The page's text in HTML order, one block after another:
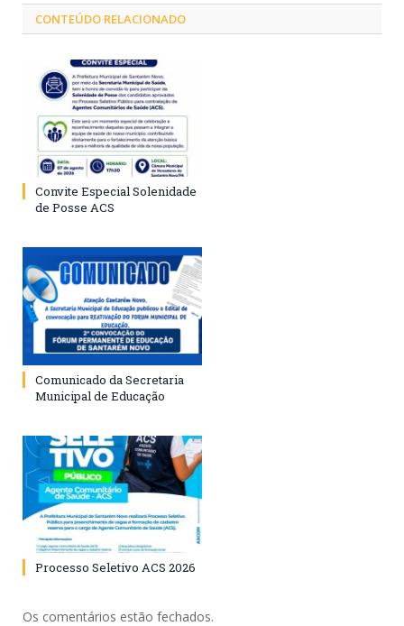
CONTEÚDO RELACIONADO
Convite Especial Solenidade
de Posse ACS
Comunicado da Secretaria
Municipal de Educação
Processo Seletivo ACS 2026
Os comentários estão fechados.